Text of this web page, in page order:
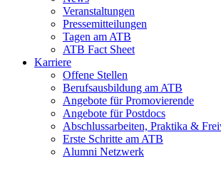
Veranstaltungen
Pressemitteilungen
Tagen am ATB
ATB Fact Sheet
Karriere
Offene Stellen
Berufsausbildung am ATB
Angebote für Promovierende
Angebote für Postdocs
Abschlussarbeiten, Praktika &
Erste Schritte am ATB
Alumni Netzwerk